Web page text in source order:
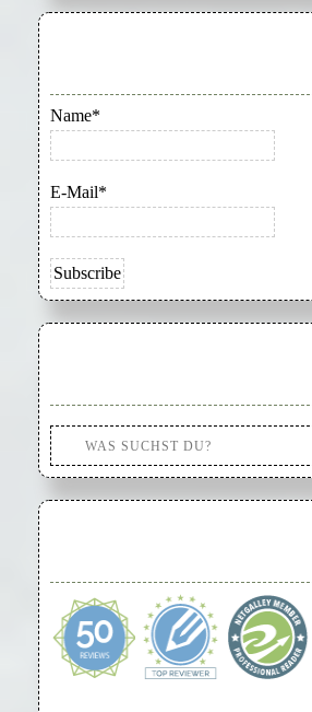
Name*
E-Mail*